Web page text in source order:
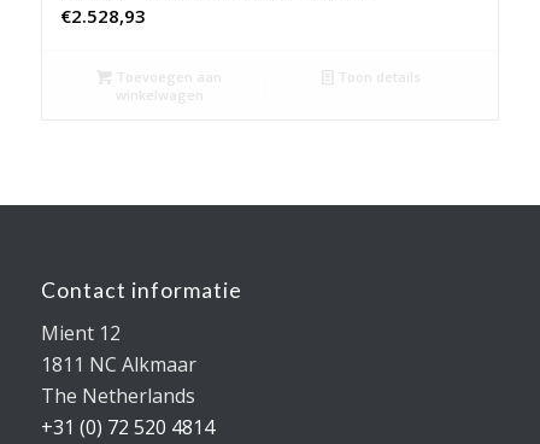
€2.528,93
Toevoegen aan
winkelwagen
Toon details
Contact informatie
Mient 12
1811 NC Alkmaar
The Netherlands
+31 (0) 72 520 4814